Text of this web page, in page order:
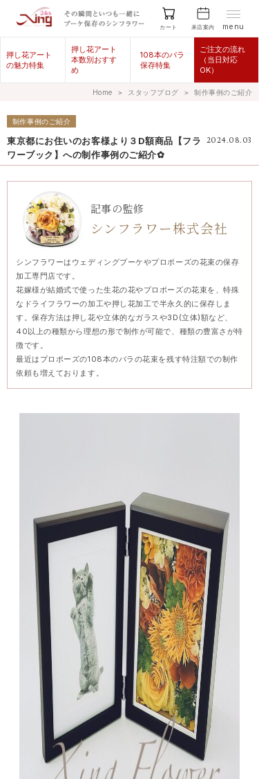
カート 来店案内 menu
押し花アート
の魅力特集
押し花アート
本数別おすす
め
108本のバラ
保存特集
ご注文の流れ
（当日対応
OK）
Home ＞ スタッフブログ ＞ 制作事例のご紹介
制作事例のご紹介
2024.08.03
東京都にお住いのお客様より３D額商品【フラ
ワーブック】への制作事例のご紹介✿
記事の監修
シンフラワー株式会社
シンフラワーはウェディングブーケやプロポーズの花束の保存
加工専門店です。
花嫁様が結婚式で使った生花の花やプロポーズの花束を、特殊
なドライフラワーの加工や押し花加工で半永久的に保存しま
す。保存方法は押し花や立体的なガラスや3D(立体)額など、
40以上の種類から理想の形で制作が可能で、種類の豊富さが特
徴です。
最近はプロポーズの108本のバラの花束を残す特注額での制作
依頼も増えております。